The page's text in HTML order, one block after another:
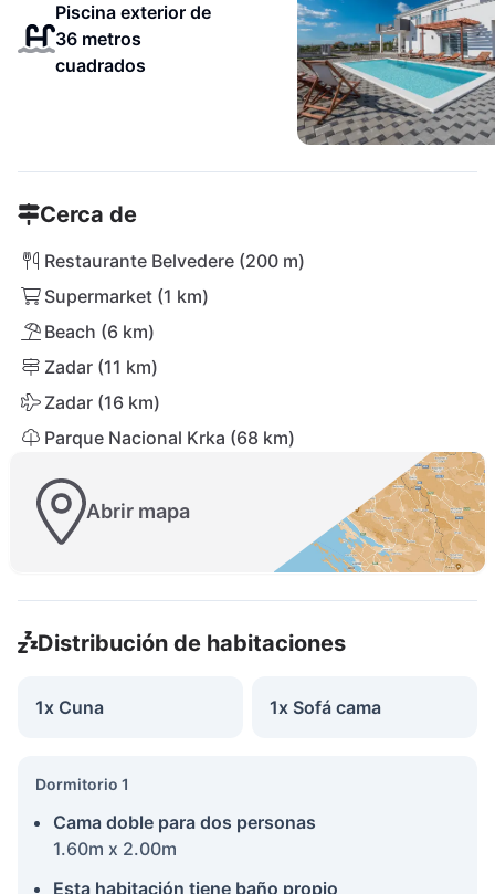
Piscina exterior de
36 metros
cuadrados
Cerca de
Restaurante Belvedere (200 m)
Supermarket (1 km)
Beach (6 km)
Zadar (11 km)
Zadar (16 km)
Parque Nacional Krka (68 km)
Abrir mapa
Distribución de habitaciones
1x Cuna 1x Sofá cama
Dormitorio 1
Cama doble para dos personas
1.60m x 2.00m
Esta habitación tiene baño propio